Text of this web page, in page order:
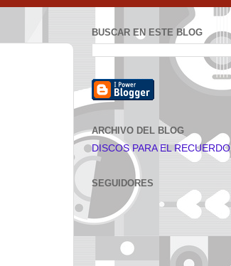
BUSCAR EN ESTE BLOG
ARCHIVO DEL BLOG
DISCOS PARA EL RECUERDO
SEGUIDORES